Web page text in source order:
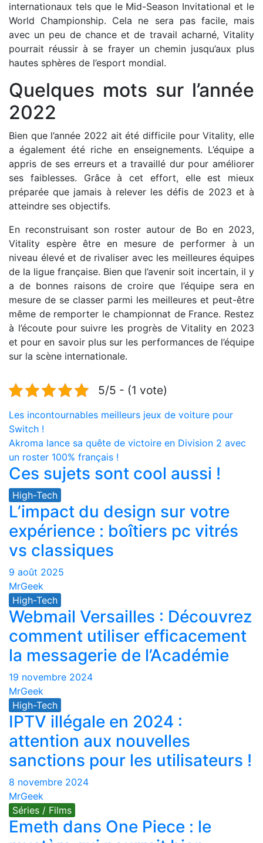
internationaux tels que le Mid-Season Invitational et le
World Championship. Cela ne sera pas facile, mais
avec un peu de chance et de travail acharné, Vitality
pourrait réussir à se frayer un chemin jusqu’aux plus
hautes sphères de l’esport mondial.
Quelques mots sur l’année
2022
Bien que l’année 2022 ait été difficile pour Vitality, elle
a également été riche en enseignements. L’équipe a
appris de ses erreurs et a travaillé dur pour améliorer
ses faiblesses. Grâce à cet effort, elle est mieux
préparée que jamais à relever les défis de 2023 et à
atteindre ses objectifs.
En reconstruisant son roster autour de Bo en 2023,
Vitality espère être en mesure de performer à un
niveau élevé et de rivaliser avec les meilleures équipes
de la ligue française. Bien que l’avenir soit incertain, il y
a de bonnes raisons de croire que l’équipe sera en
mesure de se classer parmi les meilleures et peut-être
même de remporter le championnat de France. Restez
à l’écoute pour suivre les progrès de Vitality en 2023
et pour en savoir plus sur les performances de l’équipe
sur la scène internationale.
5/5 - (1 vote)
Navigation
de
l’article
Les incontournables meilleurs jeux de voiture pour
Switch !
Akroma lance sa quête de victoire en Division 2 avec
un roster 100% français !
Ces sujets sont cool aussi !
High-Tech
L’impact du design sur votre
expérience : boîtiers pc vitrés
vs classiques
9 août 2025
MrGeek
High-Tech
Webmail Versailles : Découvrez
comment utiliser efficacement
la messagerie de l’Académie
19 novembre 2024
MrGeek
High-Tech
IPTV illégale en 2024 :
attention aux nouvelles
sanctions pour les utilisateurs !
8 novembre 2024
MrGeek
Séries / Films
Emeth dans One Piece : le